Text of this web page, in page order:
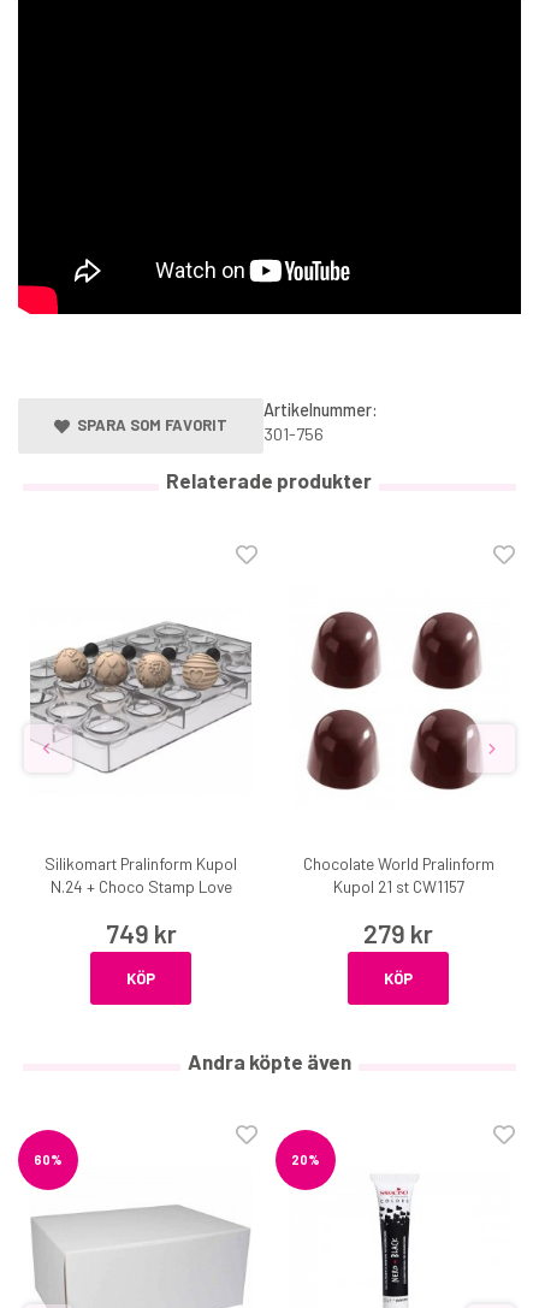
SPARA SOM FAVORIT
Artikelnummer:
301-756
Relaterade produkter
Silikomart Pralinform Kupol
N.24 + Choco Stamp Love
749 kr
KÖP
Chocolate World Pralinform
Kupol 21 st CW1157
279 kr
KÖP
Andra köpte även
60% 20%